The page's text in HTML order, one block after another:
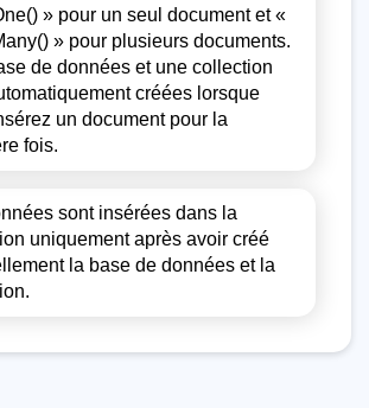
» pour un seul document et «
» pour plusieurs documents.
de données et une collection
créées lorsque
un document pour la
fois.
sont insérées dans la
uniquement après avoir créé
la base de données et la